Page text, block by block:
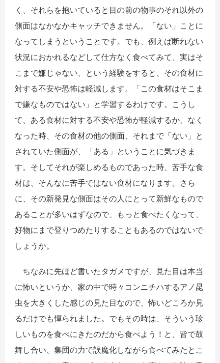
く、それらを抱いていると目の前の物事のそれ以外の
側面はなかなかキャッチできません。「ない」ことに
なってしまうということです。でも、例えば断れない
状況におかれるなどして仕方なく食べてみて、実はそ
こまで嫌じゃない、という経験をすると、その食材に
対する不安や恐怖は軽減します。「この食材はそこま
で嫌なものではない」と学習するわけです。こうし
て、ある食材に対する不安や恐怖が軽減するか、なく
なった時、その食材の他の側面、それまで「ない」と
されていた側面が、「ある」ということに気づきま
す。そしてそれが楽しめるものであった時、苦手な食
材は、そんなに苦手ではない食材になります。さら
に、その新発見な側面はその人にとって新鮮なもので
あることが多いはずなので、もっと食べたくなって、
好物にまで登りつめたりすることもあるのではないで
しょうか。
ちなみに先ほど書いたタガメですが、見た目は本当
に怖いというか、家の中で時々コンニチハするアノ昆
虫を大きくした感じの見た目なので、怖いどころか見
るだけでも憚られました。でもその時は、そういう珍
しいものを食べにきたのだから食べよう！と、皆で鼓
舞し合い、集団の力で誤魔化しながら食べてみたとこ